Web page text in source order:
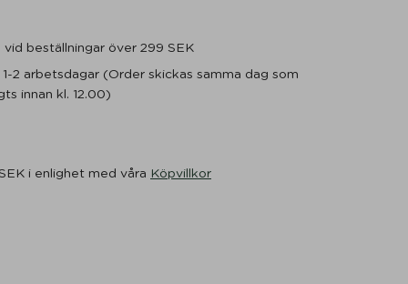
beställningar över 299 SEK
2 arbetsdagar (Order skickas samma dag som
innan kl. 12.00)
i enlighet med våra Köpvillkor